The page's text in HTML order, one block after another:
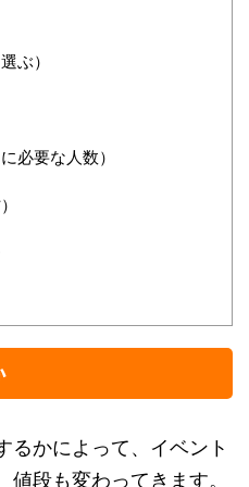
ぶ）
必要な人数）
るかによって、イベント
段も変わってきます。